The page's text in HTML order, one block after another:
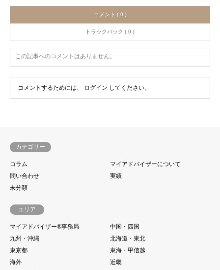
コメント ( 0 )
トラックバック ( 0 )
この記事へのコメントはありません。
コメントするためには、 ログイン してください。
カテゴリー
コラム
マイアドバイザーについて
問い合わせ
実績
未分類
エリア
マイアドバイザー®事務局
中国・四国
九州・沖縄
北海道・東北
東京都
東海・甲信越
海外
近畿